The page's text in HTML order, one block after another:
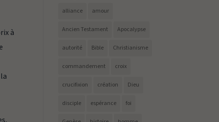
à
alliance amour
Ancien Testament Apocalypse
autorité Bible Christianisme
commandement croix
crucifixion création Dieu
disciple espérance foi